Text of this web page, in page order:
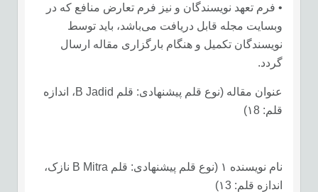
• فرم تعهد نویسندگان و نیز فرم تعارض منافع که در
وبسایت مجله قابل دریافت می‌باشد، باید توسط
نویسندگان تکمیل و هنگام بارگزاری مقاله ارسال
گردد.
عنوان مقاله (نوع قلم پیشنهادی: قلم B Jadid، اندازه
قلم: ۱8)
نام نویسنده ۱ (نوع قلم پیشنهادی: قلم B Mitra نازک،
اندازه قلم: ۱3)